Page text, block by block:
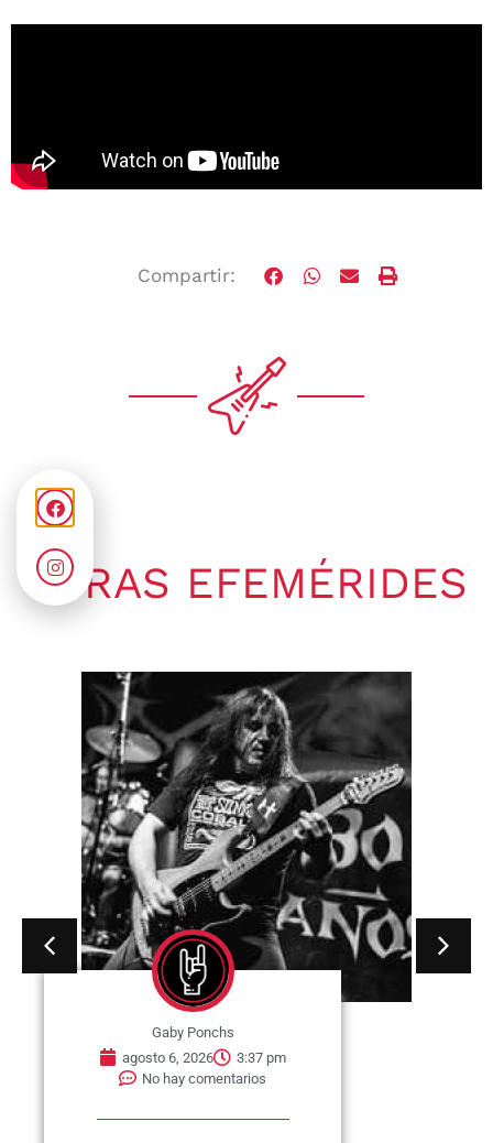
Compartir:
OTRAS EFEMÉRIDES
Gaby Ponchs
agosto 6, 2026
3:37 pm
No hay comentarios